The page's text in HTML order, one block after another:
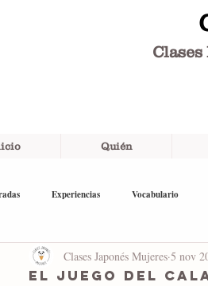
Quién
Experiencias Vocabulario
English
El juego del
Clases Japonés Mujeres 5 nov